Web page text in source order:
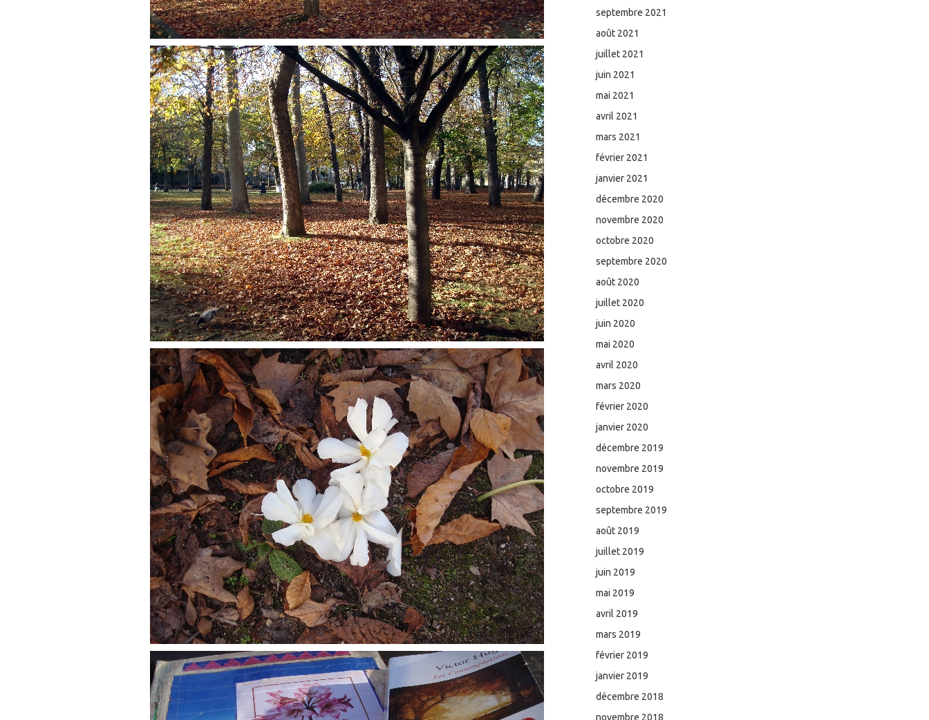
septembre 2021
août 2021
juillet 2021
juin 2021
mai 2021
avril 2021
mars 2021
février 2021
janvier 2021
décembre 2020
novembre 2020
octobre 2020
septembre 2020
août 2020
juillet 2020
juin 2020
mai 2020
avril 2020
mars 2020
février 2020
janvier 2020
décembre 2019
novembre 2019
octobre 2019
septembre 2019
août 2019
juillet 2019
juin 2019
mai 2019
avril 2019
mars 2019
février 2019
janvier 2019
décembre 2018
novembre 2018